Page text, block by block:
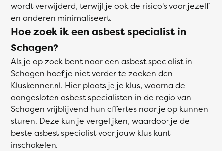
wordt verwijderd, terwijl je ook de risico's voor jezelf
en anderen minimaliseert.
Hoe zoek ik een asbest specialist in
Schagen?
Als je op zoek bent naar een asbest specialistin
Schagen hoef je niet verder te zoeken dan
Kluskenner.nl. Hier plaats je je klus, waarna de
aangesloten asbest specialisten in de regio van
Schagen vrijblijvend hun offertes naar je op kunnen
sturen. Deze kun je vergelijken, waardoor je de
beste asbest specialist voor jouw klus kunt
inschakelen.